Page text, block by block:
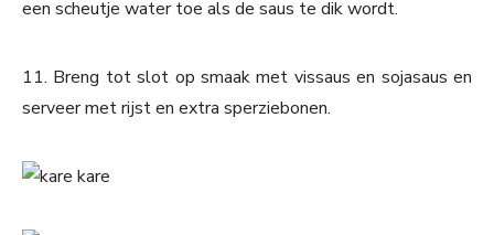
een scheutje water toe als de saus te dik wordt.
11. Breng tot slot op smaak met vissaus en sojasaus en
serveer met rijst en extra sperziebonen.